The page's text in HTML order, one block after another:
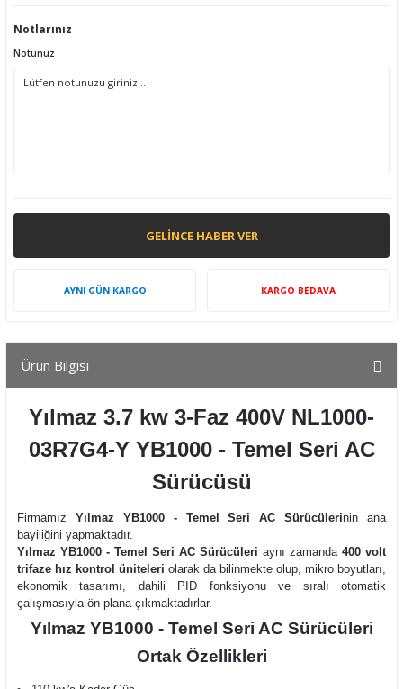
Notlarınız
Notunuz
GELINCE HABER VER
AYNI GÜN KARGO KARGO BEDAVA
Ürün Bilgisi
Yılmaz 3.7 kw 3-Faz 400V NL1000-
03R7G4-Y YB1000 - Temel Seri AC
Sürücüsü
Firmamız Yılmaz YB1000 - Temel Seri AC Sürücülerinin ana
bayiliğini yapmaktadır.
Yılmaz YB1000 - Temel Seri AC Sürücüleri aynı zamanda 400 volt
trifaze hız kontrol üniteleri olarak da bilinmekte olup, mikro boyutları,
ekonomik tasarımı, dahili PID fonksiyonu ve sıralı otomatik
çalışmasıyla ön plana çıkmaktadırlar.
Yılmaz YB1000 - Temel Seri AC Sürücüleri
Ortak Özellikleri